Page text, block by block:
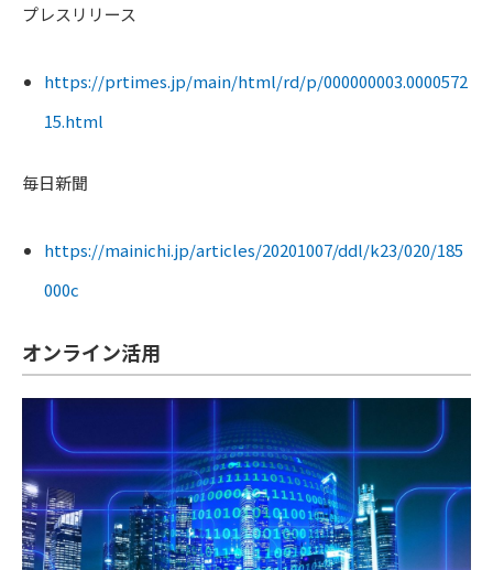
プレスリリース
https://prtimes.jp/main/html/rd/p/000000003.0000572
15.html
毎日新聞
https://mainichi.jp/articles/20201007/ddl/k23/020/185
000c
オンライン活用